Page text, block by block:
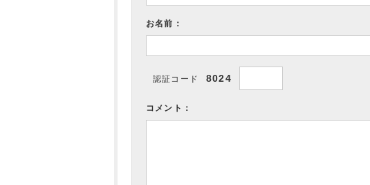
お名前：
認証コード 8024
コメント：